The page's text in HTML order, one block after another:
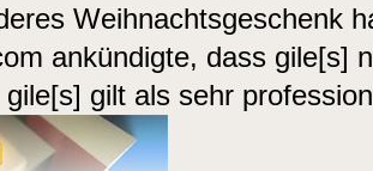
Weihnachtsgeschenk
ankündigte, dass gile[s]
gilt als sehr